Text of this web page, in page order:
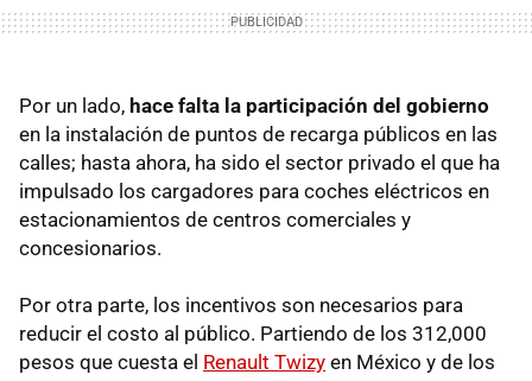
Por un lado, hace falta la participación del gobierno
en la instalación de puntos de recarga públicos en las
calles; hasta ahora, ha sido el sector privado el que ha
impulsado los cargadores para coches eléctricos en
estacionamientos de centros comerciales y
concesionarios.
Por otra parte, los incentivos son necesarios para
reducir el costo al público. Partiendo de los 312,000
pesos que cuesta el Renault Twizy en México y de los